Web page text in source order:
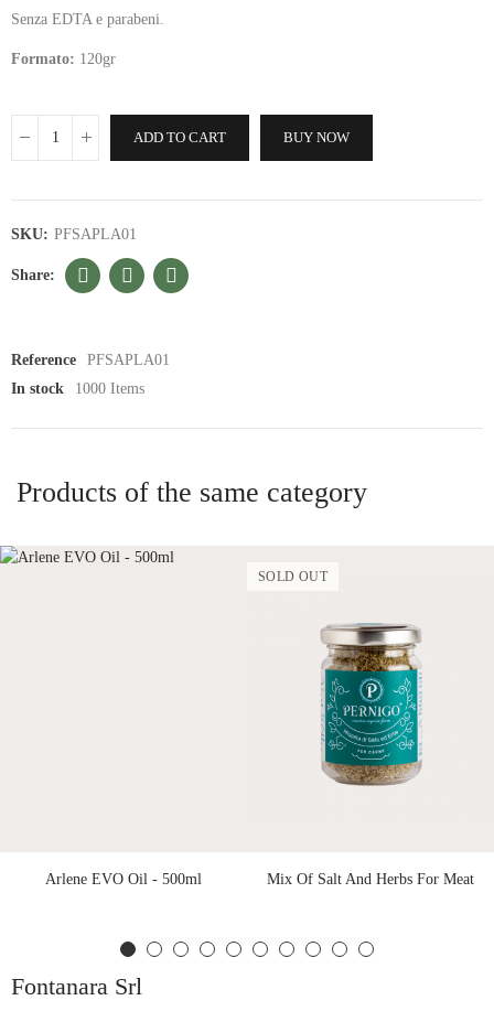
Senza EDTA e parabeni.
Formato: 120gr
ADD TO CART BUY NOW
SKU: PFSAPLA01
Reference
PFSAPLA01
In stock
1000 Items
Products of the same category
Arlene EVO Oil - 500ml
SOLD OUT
Mix Of Salt And Herbs For Meat
Fontanara Srl